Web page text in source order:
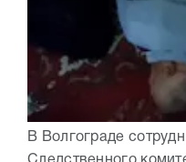
В Волгограде